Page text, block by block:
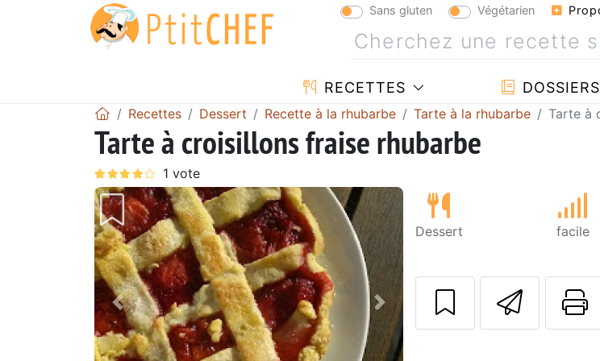
Sans gluten Végétarien
RECETTES DOSSIERS
Recettes Dessert Recette à la rhubarbe Tarte à la rhubarbe Tarte à
Tarte à croisillons fraise rhubarbe
Précédent Suivant
Dessert facile